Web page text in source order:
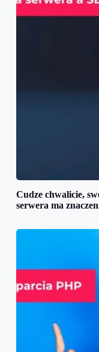
Cudze chwalicie,
serwera ma